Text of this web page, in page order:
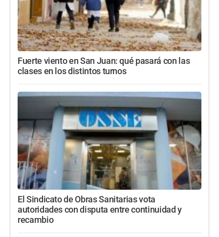
Fuerte viento en San Juan: qué pasará con las
clases en los distintos turnos
El Sindicato de Obras Sanitarias vota
autoridades con disputa entre continuidad y
recambio